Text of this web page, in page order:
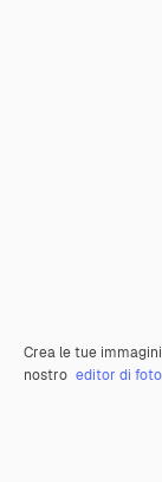
Crea le tue
nostro editor di foto